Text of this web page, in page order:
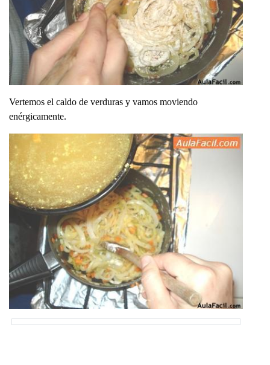
Vertemos el caldo de verduras y vamos moviendo
enérgicamente.